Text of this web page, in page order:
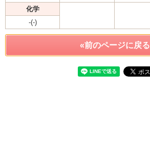
化学
-(-)
«前のページに戻る